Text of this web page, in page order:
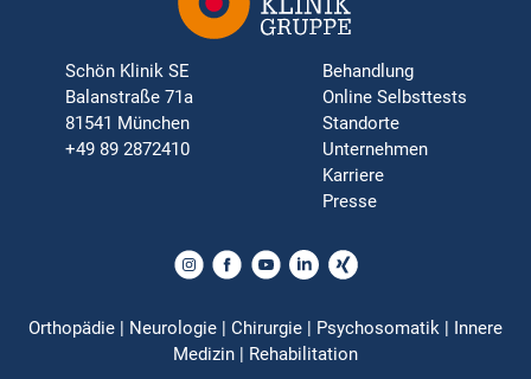
Schön Klinik SE
Balanstraße 71a
81541 München
+49 89 2872410
Behandlung
Online Selbsttests
Standorte
Unternehmen
Karriere
Presse
Orthopädie | Neurologie | Chirurgie | Psychosomatik | Innere
Medizin | Rehabilitation